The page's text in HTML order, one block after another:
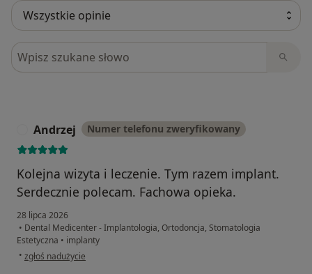
Szukaj w opiniach
Andrzej Numer telefonu zweryfikowany
Kolejna wizyta i leczenie. Tym razem implant.
Serdecznie polecam. Fachowa opieka.
28 lipca 2026
• Dental Medicenter - Implantologia, Ortodoncja, Stomatologia
Estetyczna • implanty
• w opinii użytkownika Andrzej
zgłoś nadużycie